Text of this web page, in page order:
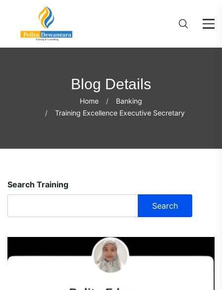
Blog Details
Home
Banking
Training Excellence Executive Secretary
Search Training
Search